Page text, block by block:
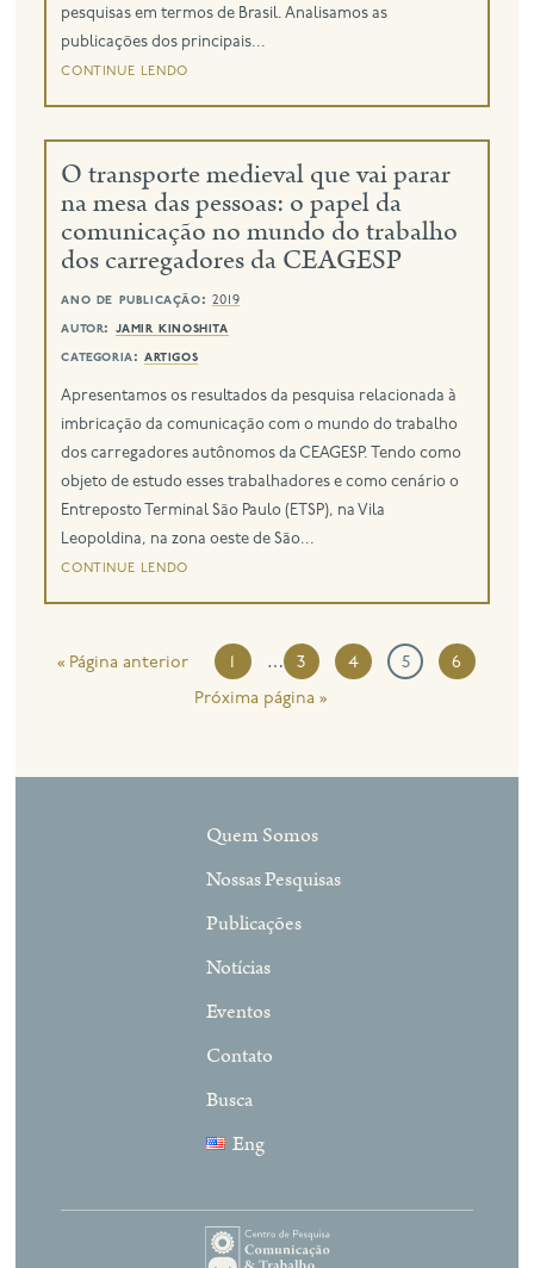
pesquisas em termos de Brasil. Analisamos as
publicações dos principais...
continue lendo
O transporte medieval que vai parar
na mesa das pessoas: o papel da
comunicação no mundo do trabalho
dos carregadores da CEAGESP
ano de publicação: 2019
autor: jamir kinoshita
categoria: artigos
Apresentamos os resultados da pesquisa relacionada à
imbricação da comunicação com o mundo do trabalho
dos carregadores autônomos da CEAGESP. Tendo como
objeto de estudo esses trabalhadores e como cenário o
Entreposto Terminal São Paulo (ETSP), na Vila
Leopoldina, na zona oeste de São...
continue lendo
« Página anterior … 3 4 5 6
Próxima página »
Quem Somos
Nossas Pesquisas
Publicações
Notícias
Eventos
Contato
Busca
Eng